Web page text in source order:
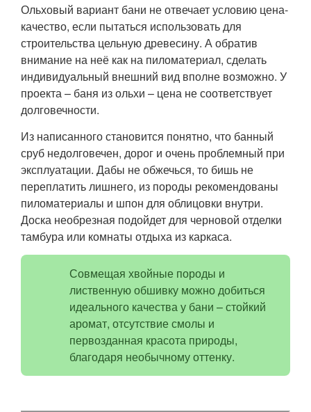
Ольховый вариант бани не отвечает условию цена-
качество, если пытаться использовать для
строительства цельную древесину. А обратив
внимание на неё как на пиломатериал, сделать
индивидуальный внешний вид вполне возможно. У
проекта – баня из ольхи – цена не соответствует
долговечности.
Из написанного становится понятно, что банный
сруб недолговечен, дорог и очень проблемный при
эксплуатации. Дабы не обжечься, то бишь не
переплатить лишнего, из породы рекомендованы
пиломатериалы и шпон для облицовки внутри.
Доска необрезная подойдет для черновой отделки
тамбура или комнаты отдыха из каркаса.
Совмещая хвойные породы и
лиственную обшивку можно добиться
идеального качества у бани – стойкий
аромат, отсутствие смолы и
первозданная красота природы,
благодаря необычному оттенку.